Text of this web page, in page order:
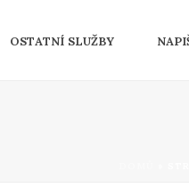
OSTATNÍ SLUŽBY